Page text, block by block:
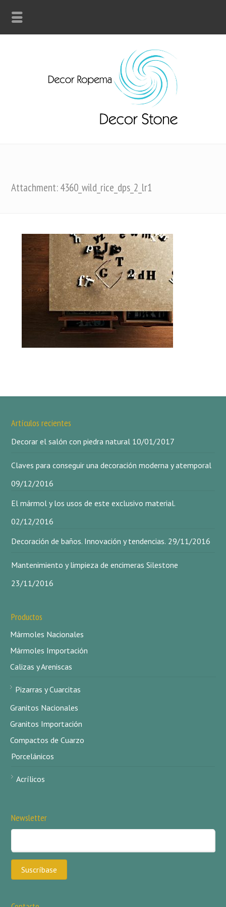
Attachment: 4360_wild_rice_dps_2_lr1
Artículos recientes
Decorar el salón con piedra natural 10/01/2017
Claves para conseguir una decoración moderna y atemporal
09/12/2016
El mármol y los usos de este exclusivo material.
02/12/2016
Decoración de baños. Innovación y tendencias. 29/11/2016
Mantenimiento y limpieza de encimeras Silestone
23/11/2016
Productos
Mármoles Nacionales
Mármoles Importación
Calizas y Areniscas
Pizarras y Cuarcitas
Granitos Nacionales
Granitos Importación
Compactos de Cuarzo
Porcelánicos
Acrílicos
Newsletter